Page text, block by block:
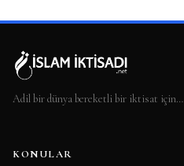
Adil bir dünya bereketli bir iktisat için…
KONULAR